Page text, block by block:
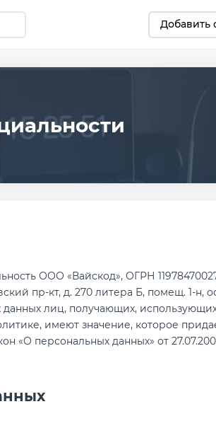
Добавить
ООО «Вайскод», ОГРН
пр-кт, д. 270 литера Б, помещ. 1-н,
лиц, получающих,
имеют значение, которое
«О персональных данных» от